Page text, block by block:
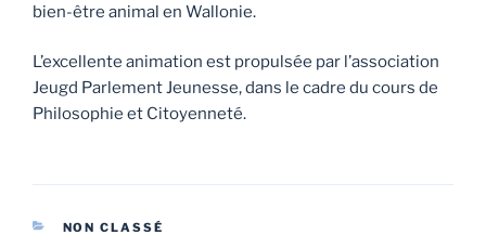
bien-être animal en Wallonie.
L’excellente animation est propulsée par l’association
Jeugd Parlement Jeunesse, dans le cadre du cours de
Philosophie et Citoyenneté.
CATÉGORIES
NON CLASSÉ